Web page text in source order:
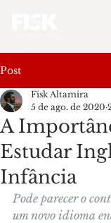
Post
A
Estudar
Infância
Fisk Altamira
5 de ago. de 2020
Pode parecer o
um novo idioma